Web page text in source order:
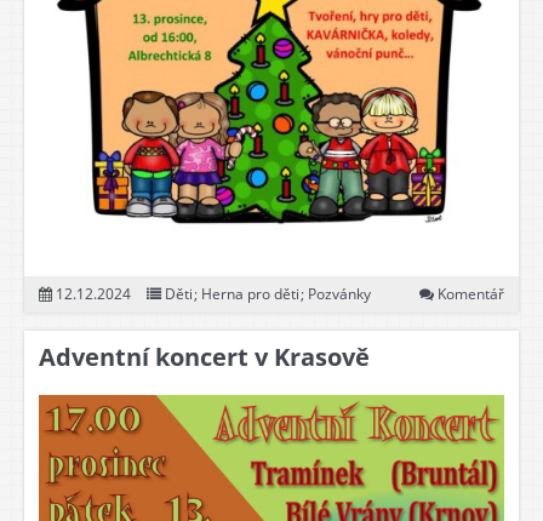
12.12.2024 Děti; Herna pro děti; Pozvánky Komentář
Adventní koncert v Krasově